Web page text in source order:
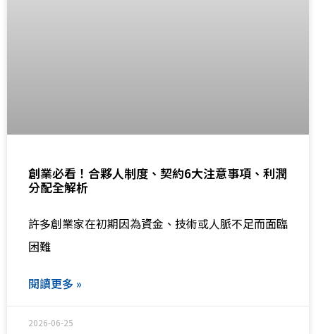
創業必看！合夥人制度、契約6大注意事項、利潤
分配全解析
許多創業家在初期因為資金、技術或人脈不足而面臨
困難
閱讀更多 »
2026-06-25